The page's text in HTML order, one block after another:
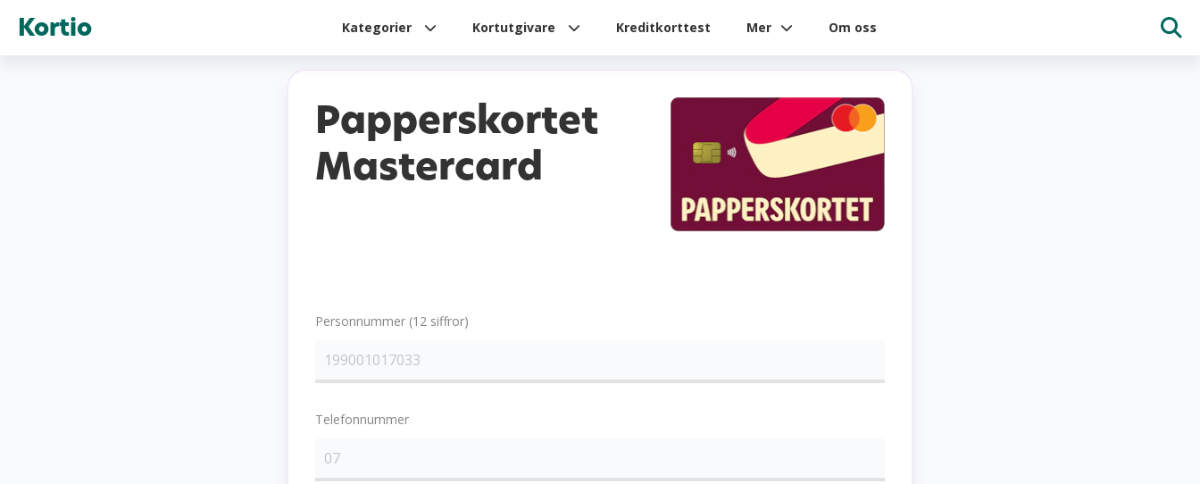
Kortio Kategorier Kortutgivare Kreditkorttest Mer Om oss
Papperskortet
Mastercard
Personnummer (12 siffror)
Telefonnummer